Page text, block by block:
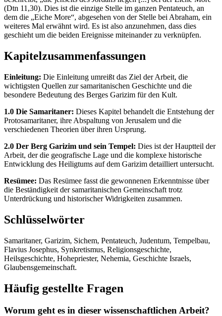
(Dtn 11,30). Dies ist die einzige Stelle im ganzen Pentateuch, an
dem die „Eiche More“, abgesehen von der Stelle bei Abraham, ein
weiteres Mal erwähnt wird. Es ist also anzunehmen, dass dies
geschieht um die beiden Ereignisse miteinander zu verknüpfen.
Kapitelzusammenfassungen
Einleitung: Die Einleitung umreißt das Ziel der Arbeit, die
wichtigsten Quellen zur samaritanischen Geschichte und die
besondere Bedeutung des Berges Garizim für den Kult.
1.0 Die Samaritaner: Dieses Kapitel behandelt die Entstehung der
Protosamaritaner, ihre Abspaltung von Jerusalem und die
verschiedenen Theorien über ihren Ursprung.
2.0 Der Berg Garizim und sein Tempel: Dies ist der Hauptteil der
Arbeit, der die geografische Lage und die komplexe historische
Entwicklung des Heiligtums auf dem Garizim detailliert untersucht.
Resümee: Das Resümee fasst die gewonnenen Erkenntnisse über
die Beständigkeit der samaritanischen Gemeinschaft trotz
Unterdrückung und historischer Widrigkeiten zusammen.
Schlüsselwörter
Samaritaner, Garizim, Sichem, Pentateuch, Judentum, Tempelbau,
Flavius Josephus, Synkretismus, Religionsgeschichte,
Heilsgeschichte, Hohepriester, Nehemia, Geschichte Israels,
Glaubensgemeinschaft.
Häufig gestellte Fragen
Worum geht es in dieser wissenschaftlichen Arbeit?